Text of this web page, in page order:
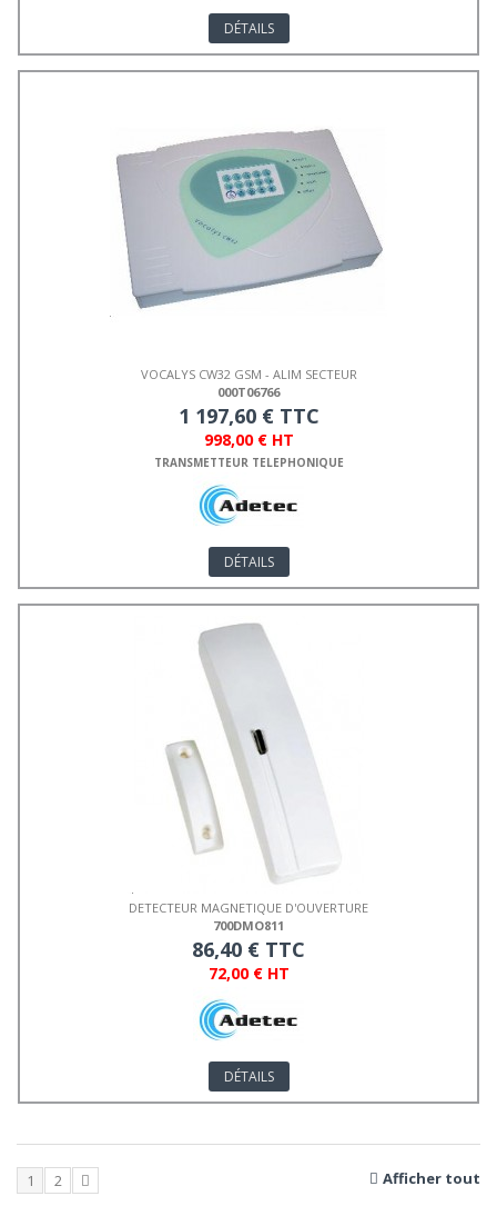
DÉTAILS
VOCALYS CW32 GSM - ALIM SECTEUR
000T06766
1 197,60 € TTC
998,00 € HT
TRANSMETTEUR TELEPHONIQUE
DÉTAILS
DETECTEUR MAGNETIQUE D'OUVERTURE
700DMO811
86,40 € TTC
72,00 € HT
DÉTAILS
Afficher tout
1 2